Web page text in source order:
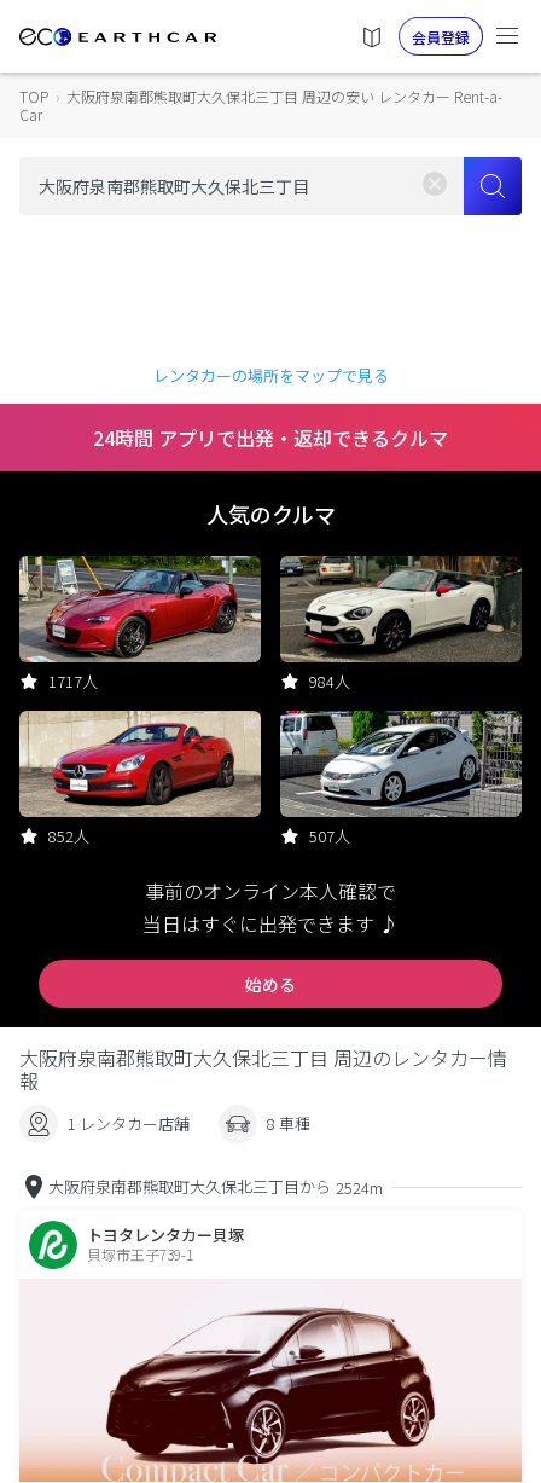
会員登録
TOP › 大阪府泉南郡熊取町大久保北三丁目 周辺の安い レンタカー Rent-a-
Car
レンタカーの場所をマップで見る
24時間 アプリで出発・返却できるクルマ
人気のクルマ
1717人 984人
852人 507人
事前のオンライン本人確認で
当日はすぐに出発できます ♪
始める
大阪府泉南郡熊取町大久保北三丁目 周辺のレンタカー情
報
1 レンタカー店舗 8 車種
大阪府泉南郡熊取町大久保北三丁目から 2524m
トヨタレンタカー貝塚
貝塚市王子739-1